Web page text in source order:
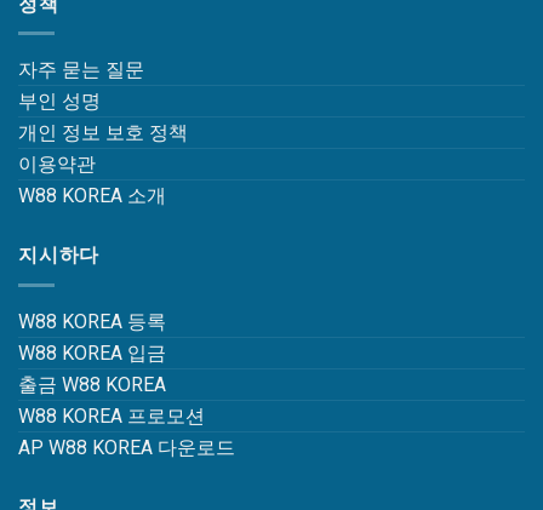
자주 묻는 질문
부인 성명
개인 정보 보호 정책
이용약관
W88 KOREA 소개
지시하다
W88 KOREA 등록
W88 KOREA 입금
출금 W88 KOREA
W88 KOREA 프로모션
AP W88 KOREA 다운로드